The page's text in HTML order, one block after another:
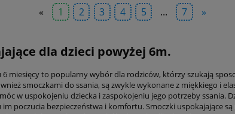
« 1 2 3 4 5 ... 7 »
dla dzieci powyżej 6m.
miesięcy to popularny wybór dla rodziców, którzy szukają
smoczkami do ssania, są zwykle wykonane z miękkiego i
w uspokojeniu dziecka i zaspokojeniu jego potrzeby ssania.
poczucia bezpieczeństwa i komfortu. Smoczki uspokajające